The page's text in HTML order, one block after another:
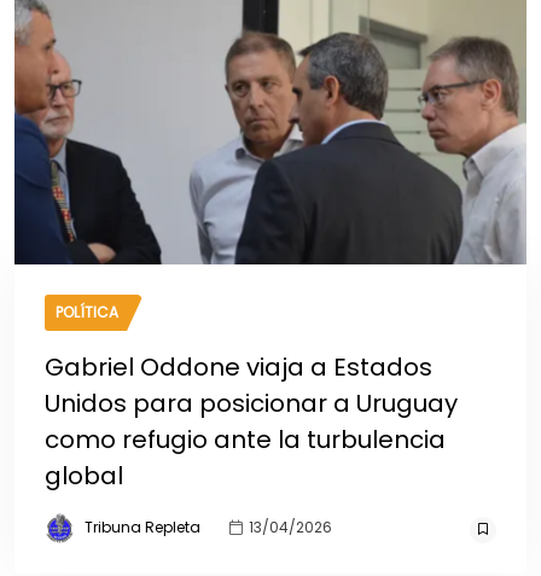
POLÍTICA
Gabriel Oddone viaja a Estados
Unidos para posicionar a Uruguay
como refugio ante la turbulencia
global
Tribuna Repleta 13/04/2026